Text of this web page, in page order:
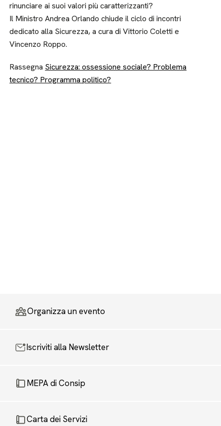
rinunciare ai suoi valori più caratterizzanti?
Il Ministro Andrea Orlando chiude il ciclo di incontri
dedicato alla Sicurezza, a cura di Vittorio Coletti e
Vincenzo Roppo.
Rassegna Sicurezza: ossessione sociale? Problema
tecnico? Programma politico?
Organizza un evento
Iscriviti alla Newsletter
MEPA di Consip
Carta dei Servizi